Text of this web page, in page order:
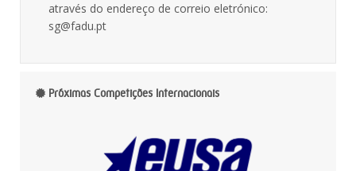
através do endereço de correio eletrónico:
sg@fadu.pt
Próximas Competições Internacionais